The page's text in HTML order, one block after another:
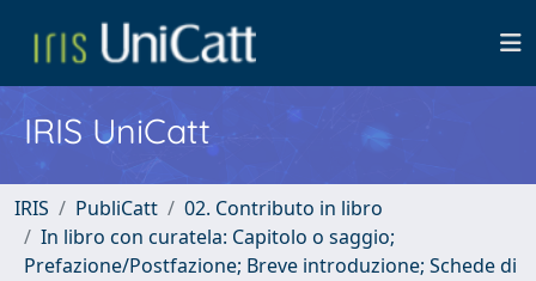
IRIS UniCatt
IRIS PubliCatt
02. Contributo in libro
In libro con curatela: Capitolo o saggio;
Prefazione/Postfazione; Breve introduzione; Schede di